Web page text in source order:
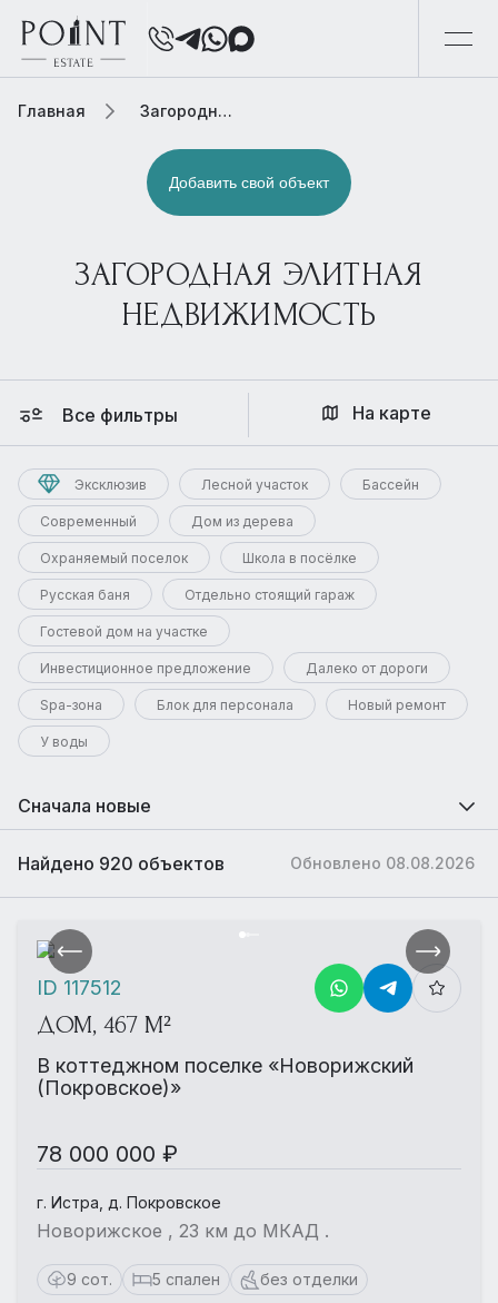
Главная Загородная элитная недвижимость
Добавить свой объект
ЗАГОРОДНАЯ ЭЛИТНАЯ
НЕДВИЖИМОСТЬ
Все фильтры
Эксклюзив Лесной участок Бассейн
Современный Дом из дерева
Охраняемый поселок Школа в посёлке
Русская баня Отдельно стоящий гараж
Гостевой дом на участке
Инвестиционное предложение Далеко от дороги
Spa-зона Блок для персонала Новый ремонт
У воды
На карте
Сначала новые
Обновлено 08.08.2026
Найдено 920 объектов
ДОМ, 467 М²
В коттеджном поселке «Новорижский
(Покровское)»
78 000 000 ₽
г. Истра, д. Покровское
Новорижское , 23 км до МКАД .
9 сот. 5 спален без отделки
ID 117512